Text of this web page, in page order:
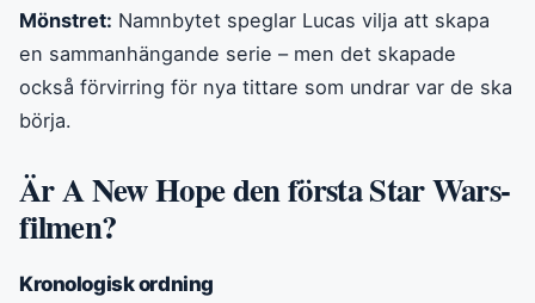
Mönstret: Namnbytet speglar Lucas vilja att skapa
en sammanhängande serie – men det skapade
också förvirring för nya tittare som undrar var de ska
börja.
Är A New Hope den första Star Wars-
filmen?
Kronologisk ordning